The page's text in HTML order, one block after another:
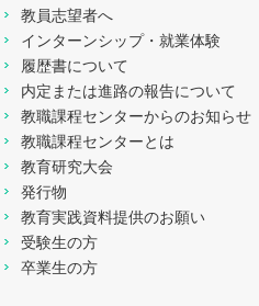
教員志望者へ
インターンシップ・就業体験
履歴書について
内定または進路の報告について
教職課程センターからのお知らせ
教職課程センターとは
教育研究大会
発行物
教育実践資料提供のお願い
受験生の方
卒業生の方